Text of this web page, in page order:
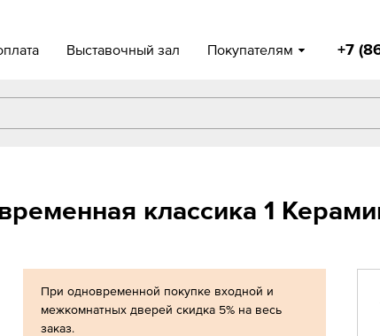
Выставочный зал Покупателям +7
классика 1
При одновременной покупке входной и
межкомнатных дверей скидка 5% на весь
заказ.